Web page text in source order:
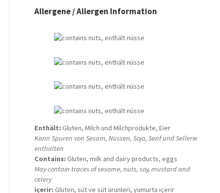
Allergene / Allergen Information
Enthält: Gluten, Milch und Milchprodukte, Eier
Kann Spuren von Sesam, Nüssen, Soja, Senf und Sellerie
enthalten
Contains: Gluten, milk and dairy products, eggs
May contain traces of sesame, nuts, soy, mustard and
celery
içerir: Gluten, süt ve süt ürünleri, yumurta içerir